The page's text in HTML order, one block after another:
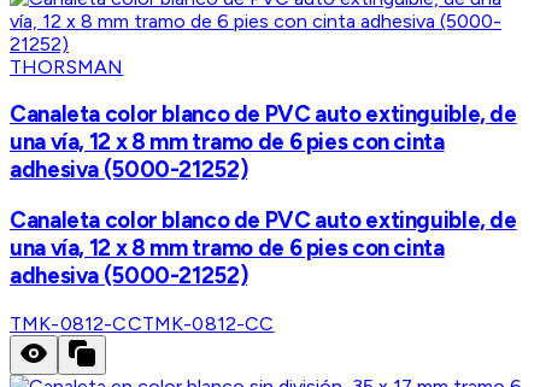
THORSMAN
Canaleta color blanco de PVC auto extinguible, de
una vía, 12 x 8 mm tramo de 6 pies con cinta
adhesiva (5000-21252)
Canaleta color blanco de PVC auto extinguible, de
una vía, 12 x 8 mm tramo de 6 pies con cinta
adhesiva (5000-21252)
TMK-0812-CCTMK-0812-CC